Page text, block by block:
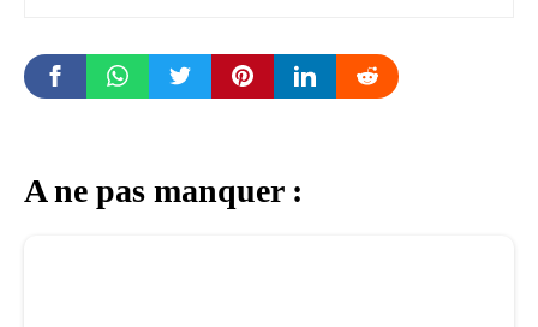
A ne pas manquer :